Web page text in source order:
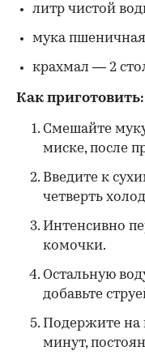
литр чистой
мука
крахмал — 2
Как приготовить:
Смешайте
миске, после
Введите к
четверть
Интенсивно
комочки.
Остальную
добавьте
Подержите на
минут,